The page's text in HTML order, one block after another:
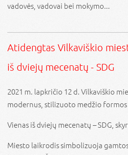
vadovės, vadovai bei mokymo...
Atidengtas Vilkaviškio
iš dviejų mecenatų - SDG
2021 m. lapkričio 12 d. Vilkaviškio
modernus, stilizuoto medžio
Vienas iš dviejų mecenatų – SDG,
Miesto laikrodis simbolizuoja